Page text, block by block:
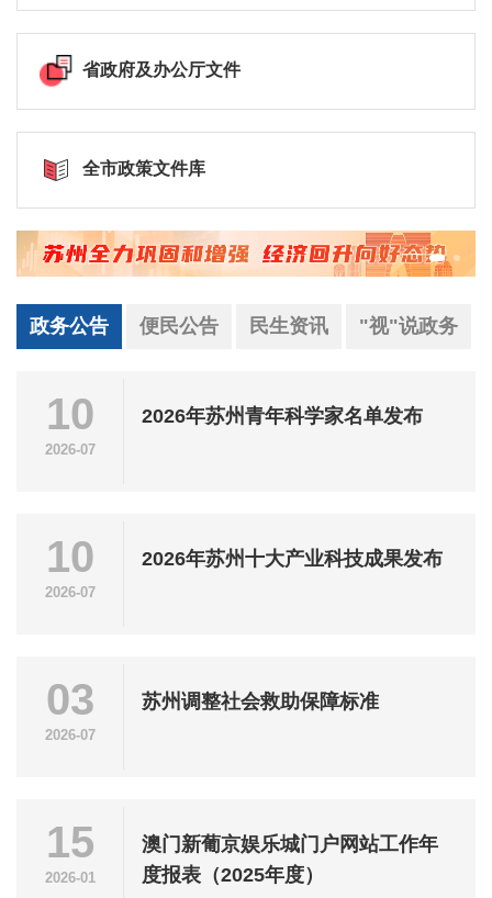
省政府及办公厅文件
全市政策文件库
政务公告 便民公告 民生资讯 "视"说政务
10
2026-07
2026年苏州青年科学家名单发布
10
2026-07
2026年苏州十大产业科技成果发布
03
2026-07
苏州调整社会救助保障标准
15
2026-01
澳门新葡京娱乐城门户网站工作年
度报表（2025年度）